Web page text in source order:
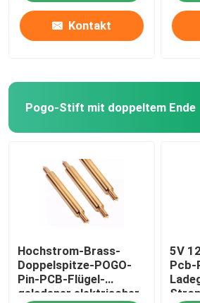
Kontakt
Pogo-Stift mit doppeltem Ende
Hochstrom-Brass-
Doppelspitze-POGO-
Pin-PCB-Flügel-
geladener elektrischer
5V
Pcb-